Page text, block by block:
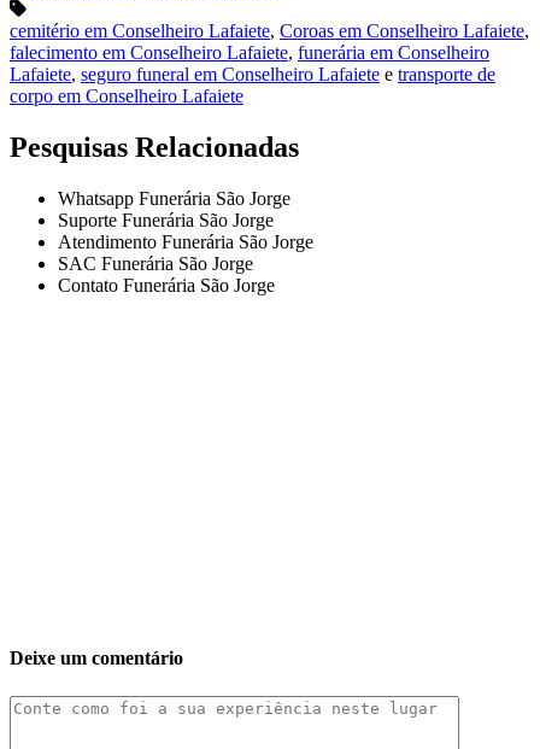
cemitério em Conselheiro Lafaiete, Coroas em Conselheiro Lafaiete,
falecimento em Conselheiro Lafaiete, funerária em Conselheiro
Lafaiete, seguro funeral em Conselheiro Lafaiete e transporte de
corpo em Conselheiro Lafaiete
Pesquisas Relacionadas
Whatsapp Funerária São Jorge
Suporte Funerária São Jorge
Atendimento Funerária São Jorge
SAC Funerária São Jorge
Contato Funerária São Jorge
Deixe um comentário